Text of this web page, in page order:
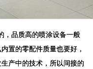
，品质高的喷涂设备一般
置的零配件质量也要好，
产中的技术，所以间接的